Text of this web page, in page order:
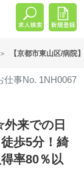
【京都市東山区/病
仕事No. 1NH0067
来での日
歩5分！綺
率80％以